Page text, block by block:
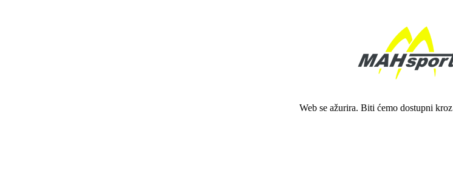
Web se ažurira. Biti ćemo dostupni